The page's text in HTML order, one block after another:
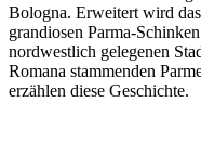
Bologna. Erweitert wird
grandiosen Parma-
nordwestlich gelegenen
Romana stammenden
erzählen diese Geschichte.